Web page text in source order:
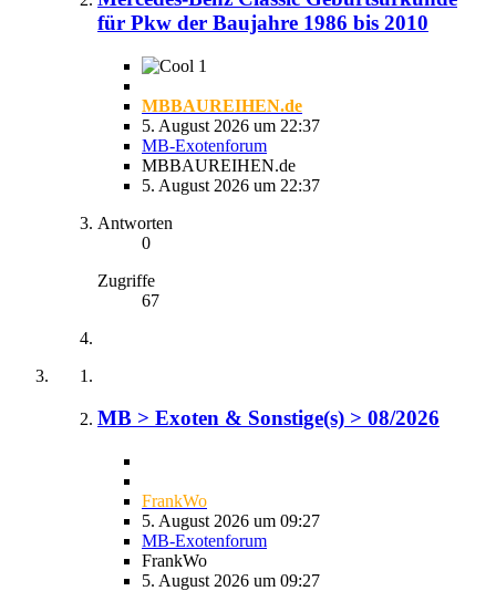
für Pkw der Baujahre 1986 bis 2010
1
MBBAUREIHEN.de
5. August 2026 um 22:37
MB-Exotenforum
MBBAUREIHEN.de
5. August 2026 um 22:37
Antworten
0
Zugriffe
67
MB > Exoten & Sonstige(s) > 08/2026
FrankWo
5. August 2026 um 09:27
MB-Exotenforum
FrankWo
5. August 2026 um 09:27